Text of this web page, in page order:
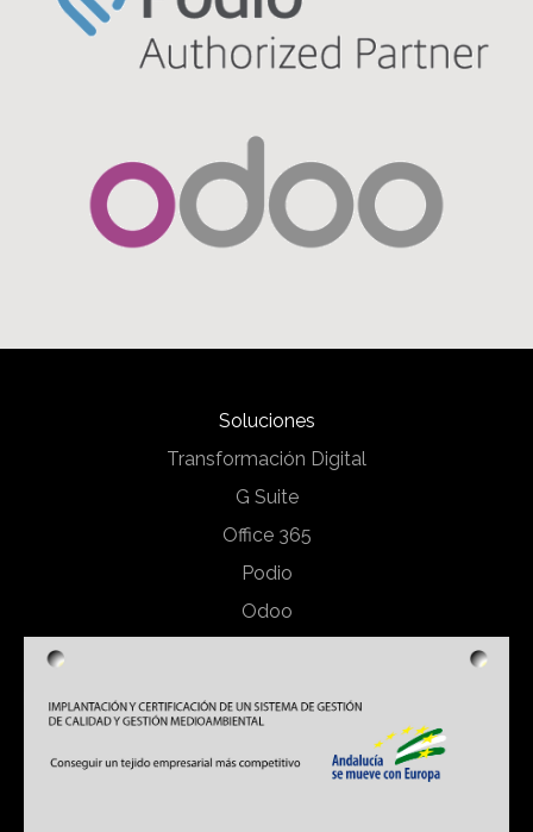
Soluciones
Transformación Digital
G Suite
Office 365
Podio
Odoo